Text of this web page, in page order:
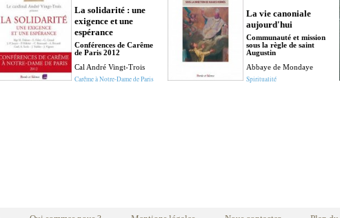
La solidarité : une
exigence et une
espérance
Conférences de Carême
de Paris 2012
Cal André Vingt-Trois
Carême à Notre-Dame de Paris
La vie canoniale
aujourd'hui
Communauté et mission
sous la règle de saint
Augustin
Abbaye de Mondaye
Spiritualité